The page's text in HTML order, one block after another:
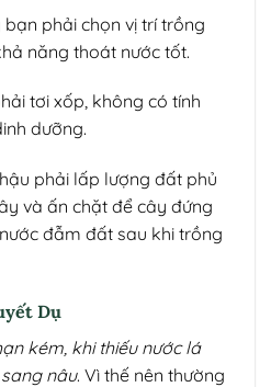
phải chọn vị trí trồng
năng thoát nước tốt.
tơi xốp, không có tính
dưỡng.
phải lấp lượng đất phủ
và ấn chặt để cây đứng
đẫm đất sau khi trồng
Dụ
kém, khi thiếu nước lá
nâu. Vì thế nên thường